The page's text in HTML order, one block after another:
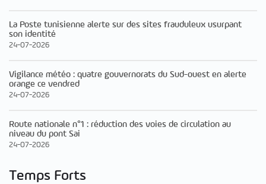
La Poste tunisienne alerte sur des sites frauduleux usurpant
son identité
24-07-2026
Vigilance météo : quatre gouvernorats du Sud-ouest en alerte
orange ce vendred
24-07-2026
Route nationale n°1 : réduction des voies de circulation au
niveau du pont Sai
24-07-2026
Temps Forts